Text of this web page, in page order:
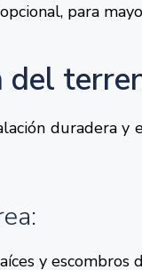
para
del
duradera
y escombros